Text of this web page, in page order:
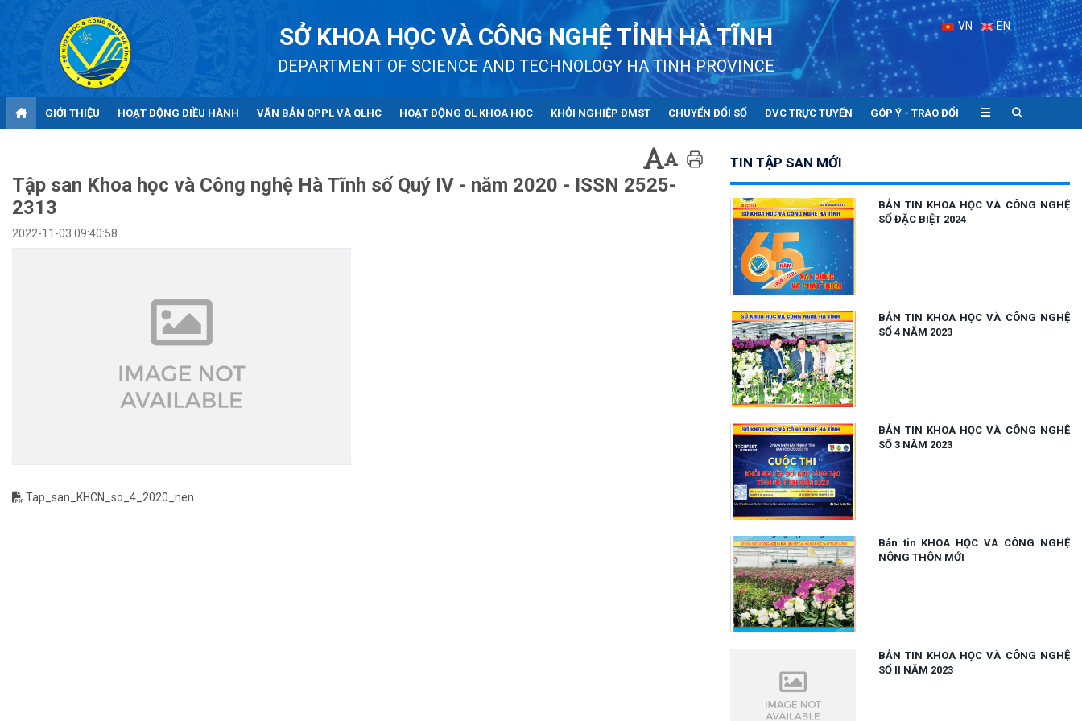
SỞ KHOA HỌC VÀ CÔNG NGHỆ TỈNH HÀ TĨNH
DEPARTMENT OF SCIENCE AND TECHNOLOGY HA TINH PROVINCE
VN EN
GIỚI THIỆU HOẠT ĐỘNG ĐIỀU HÀNH VĂN BẢN QPPL VÀ QLHC HOẠT ĐỘNG QL KHOA HỌC KHỞI NGHIỆP ĐMST CHUYỂN ĐỔI SỐ DVC TRỰC TUYẾN GÓP Ý - TRAO ĐỔI
Tập san Khoa học và Công nghệ Hà Tĩnh số Quý IV - năm 2020 - ISSN 2525-
2313
2022-11-03 09:40:58
Tap_san_KHCN_so_4_2020_nen
TIN TẬP SAN MỚI
BẢN TIN KHOA HỌC VÀ CÔNG NGHỆ
SỐ ĐẶC BIỆT 2024
BẢN TIN KHOA HỌC VÀ CÔNG NGHỆ
SỐ 4 NĂM 2023
BẢN TIN KHOA HỌC VÀ CÔNG NGHỆ
SỐ 3 NĂM 2023
Bản tin KHOA HỌC VÀ CÔNG NGHỆ
NÔNG THÔN MỚI
BẢN TIN KHOA HỌC VÀ CÔNG NGHỆ
SỐ II NĂM 2023